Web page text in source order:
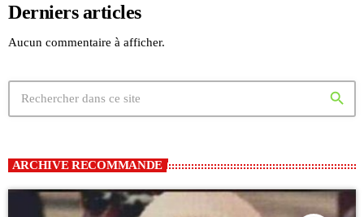
Derniers articles
Aucun commentaire à afficher.
search
ARCHIVE RECOMMANDE